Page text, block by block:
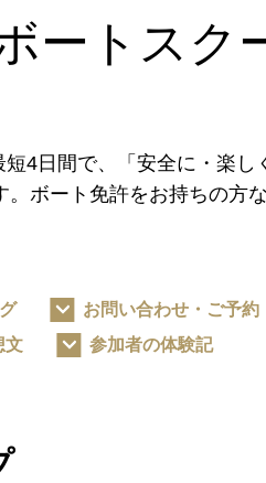
ートスク
4日間で、「安全に・楽
ボート免許をお持ちの方
お問い合わせ・ご予約
文
参加者の体験記